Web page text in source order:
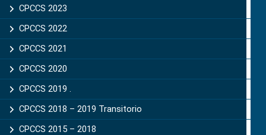
CPCCS 2023
CPCCS 2022
CPCCS 2021
CPCCS 2020
CPCCS 2019 .
CPCCS 2018 – 2019 Transitorio
CPCCS 2015 – 2018